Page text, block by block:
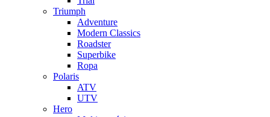
Triumph
Adventure
Modern Classics
Roadster
Superbike
Ropa
Polaris
ATV
UTV
Hero